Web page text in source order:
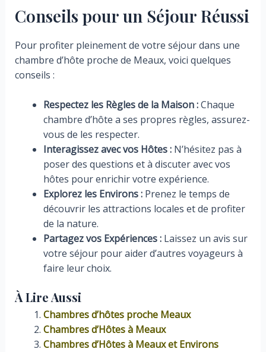
Conseils pour un Séjour Réussi
Pour profiter pleinement de votre séjour dans une
chambre d’hôte proche de Meaux, voici quelques
conseils :
Respectez les Règles de la Maison :Chaque
chambre d’hôte a ses propres règles, assurez-
vous de les respecter.
Interagissez avec vos Hôtes :N’hésitez pas à
poser des questions et à discuter avec vos
hôtes pour enrichir votre expérience.
Explorez les Environs :Prenez le temps de
découvrir les attractions locales et de profiter
de la nature.
Partagez vos Expériences :Laissez un avis sur
votre séjour pour aider d’autres voyageurs à
faire leur choix.
À Lire Aussi
Chambres d’hôtes proche Meaux
Chambres d’Hôtes à Meaux
Chambres d’Hôtes à Meaux et Environs